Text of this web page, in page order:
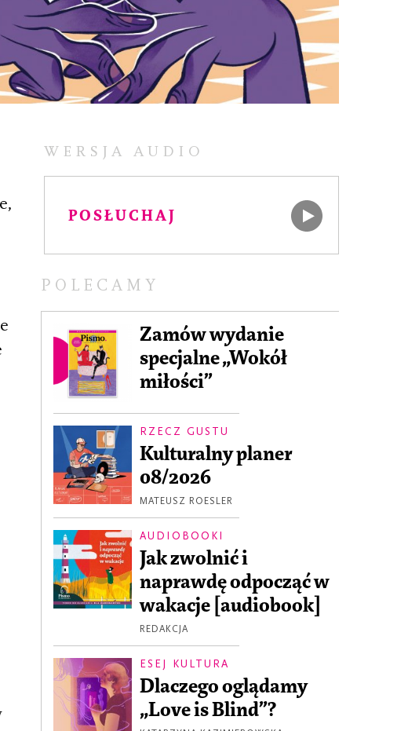
WERSJA AUDIO
POSŁUCHAJ
POLECAMY
Zamów wydanie
specjalne „Wokół
miłości”
RZECZ GUSTU
Kulturalny planer
08/2026
MATEUSZ ROESLER
AUDIOBOOKI
Jak zwolnić i
naprawdę odpocząć w
wakacje [audiobook]
REDAKCJA
ESEJ KULTURA
Dlaczego oglądamy
„Love is Blind”?